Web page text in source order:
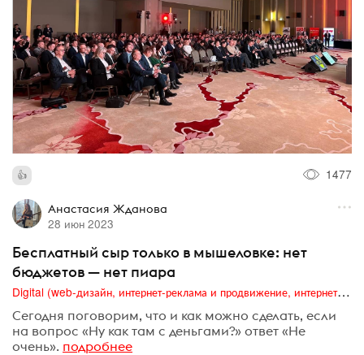
1477
Анастасия Жданова
28 июн 2023
Бесплатный сыр только в мышеловке: нет
бюджетов — нет пиара
Digital (web-дизайн, интернет-реклама и продвижение, интернет-сообщества и блоги, интернет-коммуникации, мобильный маркетинг, реклама на цифровых экранах)
Сегодня поговорим, что и как можно сделать, если
на вопрос «Ну как там с деньгами?» ответ «Не
очень». подробнее